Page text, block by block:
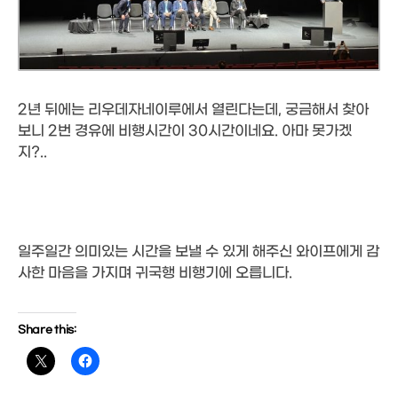
2년 뒤에는 리우데자네이루에서 열린다는데, 궁금해서 찾아
보니 2번 경유에 비행시간이 30시간이네요. 아마 못가겠
지?..
일주일간 의미있는 시간을 보낼 수 있게 해주신 와이프에게 감
사한 마음을 가지며 귀국행 비행기에 오릅니다.
Share this: